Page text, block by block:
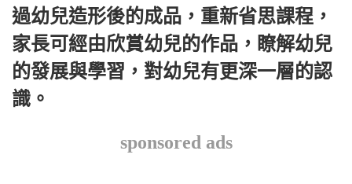
過幼兒造形後的成品，重新省思課程，
家長可經由欣賞幼兒的作品，瞭解幼兒
的發展與學習，對幼兒有更深一層的認
識。
sponsored ads